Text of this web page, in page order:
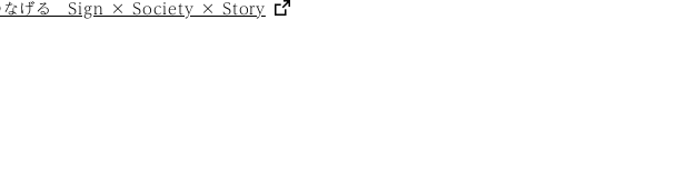
つなげる Sign × Society × Story